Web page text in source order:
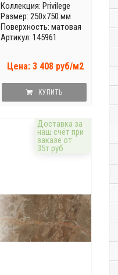
Коллекция: Privilege
Размер: 250x750 мм
Поверхность: матовая
Артикул: 145961
Цена: 3 408 руб/м2
КУПИТЬ
Доставка за
наш счёт при
заказе от
35т.руб